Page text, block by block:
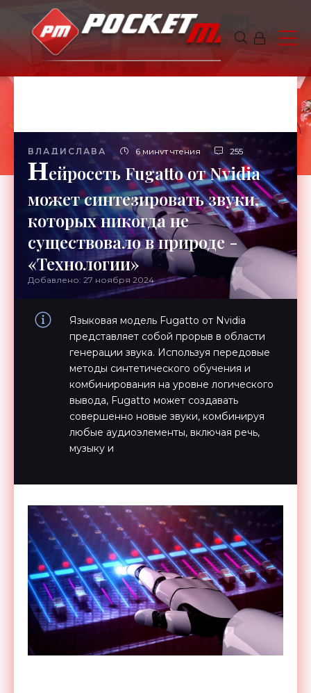
ВЛАДИСЛАВА 6 минут чтения 255
Нейросеть Fugatto от Nvidia
может синтезировать звуки,
которых никогда не
существовало в природе -
«Технологии»
Добавлено: 27 ноября 2024
Языковая модель Fugatto от Nvidia
представляет собой прорыв в области
генерации звука. Используя передовые
методы синтетического обучения и
комбинирования на уровне логического
вывода, Fugatto может создавать
совершенно новые звуки, комбинируя
любые аудиоэлементы, включая речь,
музыку и